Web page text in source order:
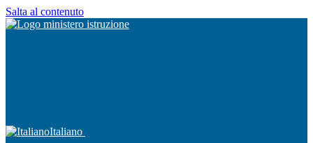
Salta al contenuto
Italiano